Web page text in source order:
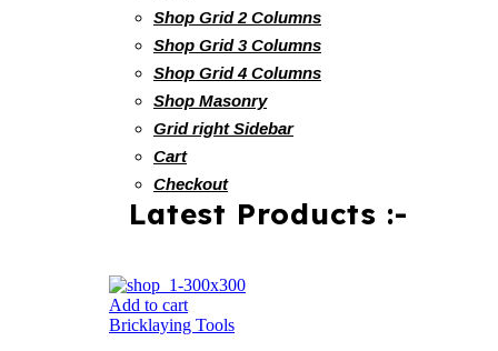
Shop Grid 2 Columns
Shop Grid 3 Columns
Shop Grid 4 Columns
Shop Masonry
Grid right Sidebar
Cart
Checkout
Latest Products :-
Add to cart
Bricklaying Tools